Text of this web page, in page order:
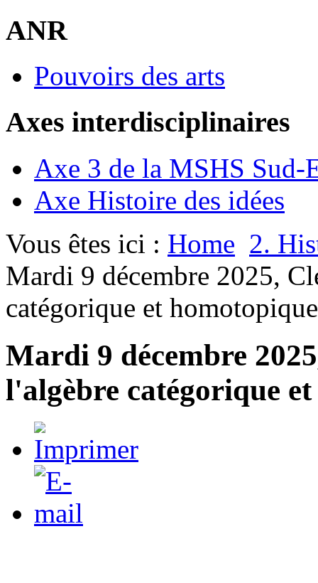
ANR
Pouvoirs des arts
Axes interdisciplinaires
Axe 3 de la MSHS Sud-
Axe Histoire des idées
Vous êtes ici : Home 2.
Mardi 9 décembre 2025,
catégorique et
Mardi 9 décembre
l'algèbre catégorique